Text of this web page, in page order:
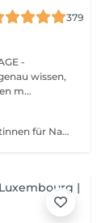
379
-
m...
Wo Nägel auf Kreativität treffen! Unsere Expertinnen für Nagelkunst gestalten designs jeder komplexität und erwecken Ihre Vision mit Präzision und Kunstfertigkeit zum Leben. Ob Sie von einer Klassischen french-manicure, Einem schicken verlauf oder filigranen zeichnungen auf einzelnen Nägeln träumen Wir setzen Ihre Wünsche um. Für Eine makellose french-manicure, faszinierenden cat-eye-effekt, atemberaubendes chrom-puder oder eleganten baby-boomer-verlauf sorgen Wir dafür, dass jeder nagel Ein echtes kunstwerk wird. bevorzugen Sie ein einzigartiges design auf nur wenigen Nägeln? Kein Problem! Sie können Ihr design ganz individuell anpassen und einen einzigartigen look kreieren, der genauso individuell ist wie sie. Lassen Sie Ihre Nägel Ihren stil sprechen!